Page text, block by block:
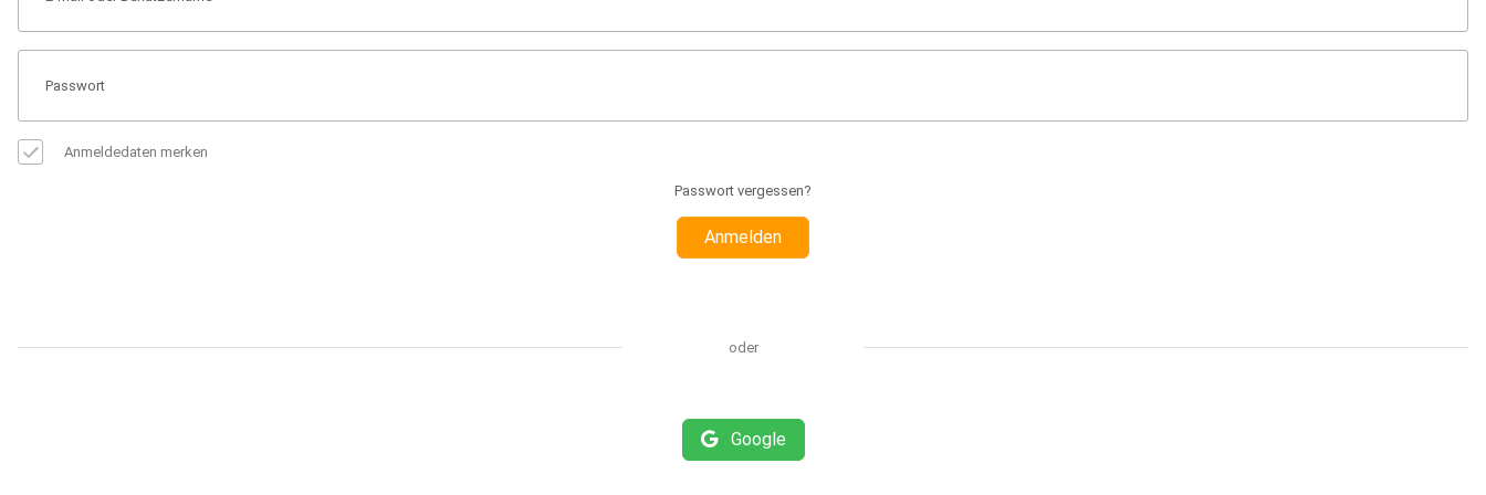
Anmeldedaten merken
Passwort vergessen?
Anmelden
oder
Google